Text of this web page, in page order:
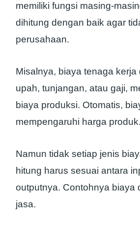
memiliki fungsi masing-
dihitung dengan baik agar
perusahaan.
Misalnya, biaya tenaga kerja
upah, tunjangan, atau gaji,
biaya produksi. Otomatis,
mempengaruhi harga produk.
Namun tidak setiap jenis
hitung harus sesuai antara
outputnya. Contohnya biaya
jasa.